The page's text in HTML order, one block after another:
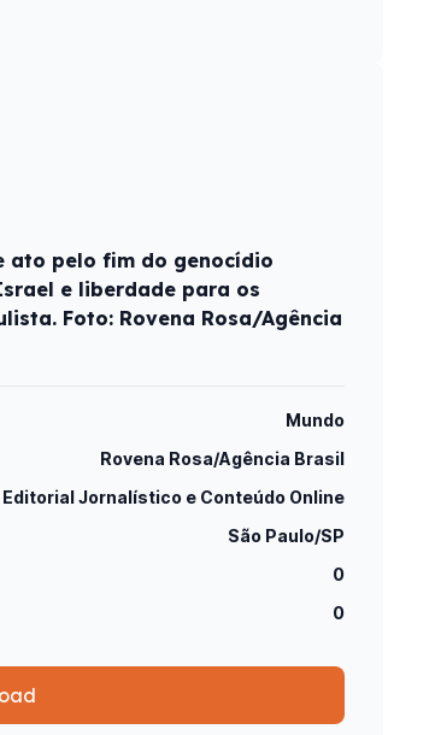
ato pelo fim do genocídio
e liberdade para os
Foto: Rovena Rosa/Agência
Mundo
Rovena Rosa/Agência Brasil
Editorial Jornalístico e Conteúdo Online
São Paulo/SP
0
0